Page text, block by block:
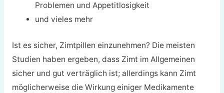
Problemen und Appetitlosigkeit
und vieles mehr
Ist es sicher, Zimtpillen einzunehmen? Die meisten
Studien haben ergeben, dass Zimt im Allgemeinen
sicher und gut verträglich ist; allerdings kann Zimt
möglicherweise die Wirkung einiger Medikamente